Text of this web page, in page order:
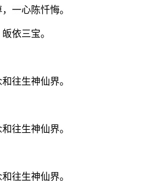
一心陈忏悔。
依三宝。
往生神仙界。
往生神仙界。
往生神仙界。